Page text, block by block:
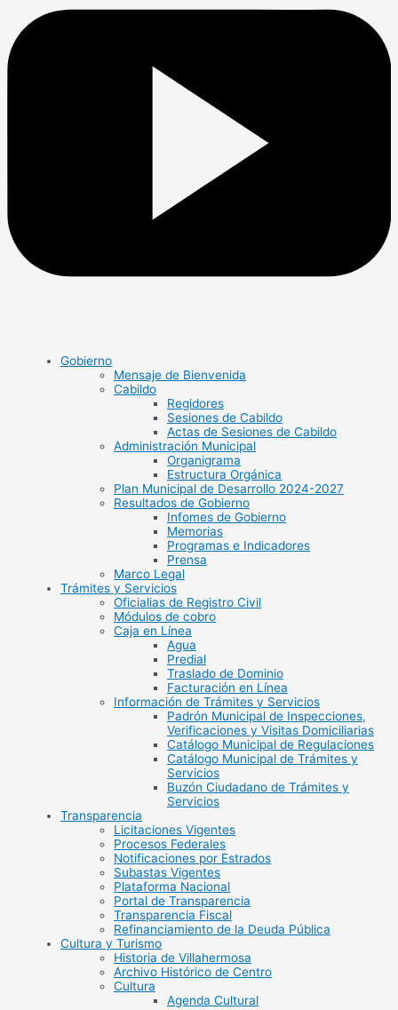
Gobierno
Mensaje de Bienvenida
Cabildo
Regidores
Sesiones de Cabildo
Actas de Sesiones de Cabildo
Administración Municipal
Organigrama
Estructura Orgánica
Plan Municipal de Desarrollo 2024-2027
Resultados de Gobierno
Infomes de Gobierno
Memorias
Programas e Indicadores
Prensa
Marco Legal
Trámites y Servicios
Oficialias de Registro Civil
Módulos de cobro
Caja en Línea
Agua
Predial
Traslado de Dominio
Facturación en Línea
Información de Trámites y Servicios
Padrón Municipal de Inspecciones,
Verificaciones y Visitas Domiciliarias
Catálogo Municipal de Regulaciones
Catálogo Municipal de Trámites y
Servicios
Buzón Ciudadano de Trámites y
Servicios
Transparencia
Licitaciones Vigentes
Procesos Federales
Notificaciones por Estrados
Subastas Vigentes
Plataforma Nacional
Portal de Transparencia
Transparencia Fiscal
Refinanciamiento de la Deuda Pública
Cultura y Turismo
Historia de Villahermosa
Archivo Histórico de Centro
Cultura
Agenda Cultural